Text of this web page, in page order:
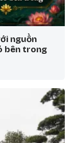
nguồn
bên trong